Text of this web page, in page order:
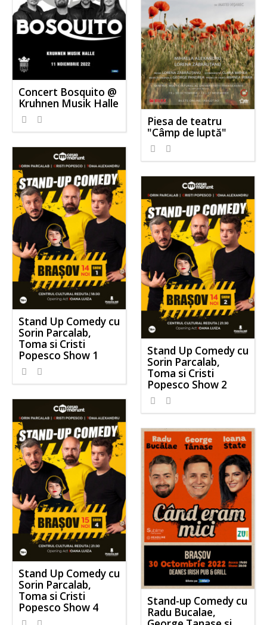
Concert Bosquito @
Kruhnen Musik Halle
Piesa de teatru
"Câmp de luptă"
Stand Up Comedy cu
Sorin Parcalab,
Toma si Cristi
Popesco Show 1
Stand Up Comedy cu
Sorin Parcalab,
Toma si Cristi
Popesco Show 2
Stand Up Comedy cu
Sorin Parcalab,
Toma si Cristi
Popesco Show 4
Stand-up Comedy cu
Radu Bucalae,